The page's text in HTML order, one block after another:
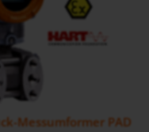
Messumformer PAD